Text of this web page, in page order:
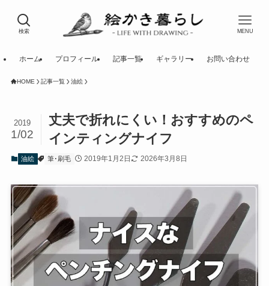
検索 MENU
ホーム プロフィール 記事一覧 ギャラリー お問い合わせ
HOME 記事一覧 油絵
丈夫で折れにくい！おすすめのペ
インティングナイフ
2019
1/02
油絵 筆･刷毛 2019年1月2日 2026年3月8日